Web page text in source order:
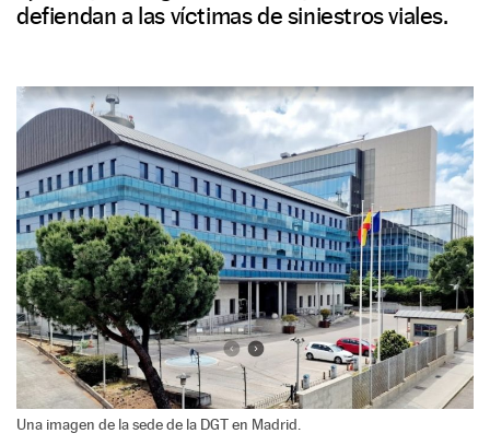
defiendan a las víctimas de siniestros viales.
Una imagen de la sede de la DGT en Madrid.